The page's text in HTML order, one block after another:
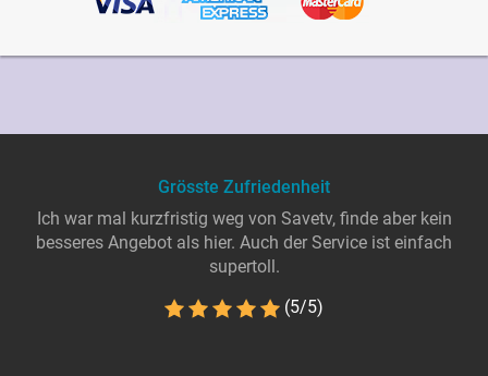
Grösste Zufriedenheit
Ich war mal kurzfristig weg von Savetv, finde aber kein
besseres Angebot als hier. Auch der Service ist einfach
supertoll.
(5/5)